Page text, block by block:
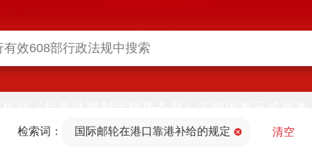
法部官网)同步公布
检索词： 国际邮轮在港口靠港补给的规定 清空